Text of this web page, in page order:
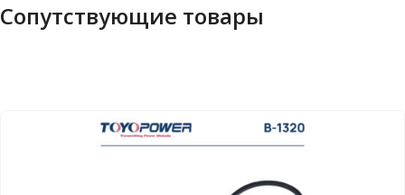
Сопутствующие товары